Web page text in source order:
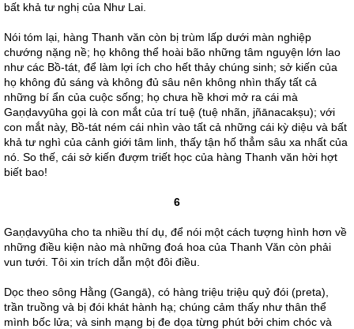
bất khả tư nghị của Như Lai.
Nói tóm lại, hàng Thanh văn còn bị trùm lấp dưới màn nghiệp
chướng nặng nề; họ không thể hoài bão những tâm nguyện lớn lao
như các Bồ-tát, để làm lợi ích cho hết thảy chúng sinh; sở kiến của
họ không đủ sáng và không đủ sâu nên không nhìn thấy tất cả
những bí ẩn của cuộc sống; họ chưa hề khơi mở ra cái mà
Gaṇḍavyūha gọi là con mắt của trí tuệ (tuệ nhãn, jñānacakṣu); với
con mắt này, Bồ-tát ném cái nhìn vào tất cả những cái kỳ diệu và bất
khả tư nghì của cảnh giới tâm linh, thấy tận hố thẳm sâu xa nhất của
nó. So thế, cái sở kiến đượm triết học của hàng Thanh văn hời hợt
biết bao!
6
Gaṇḍavyūha cho ta nhiều thí dụ, để nói một cách tượng hình hơn về
những điều kiện nào mà những đoá hoa của Thanh Văn còn phải
vun tưới. Tôi xin trích dẫn một đôi điều.
Dọc theo sông Hằng (Gangā), có hàng triệu triệu quỷ đói (preta),
trần truồng và bị đói khát hành hạ; chúng cảm thấy như thân thể
mình bốc lửa; và sinh mạng bị đe dọa từng phút bởi chim chóc và